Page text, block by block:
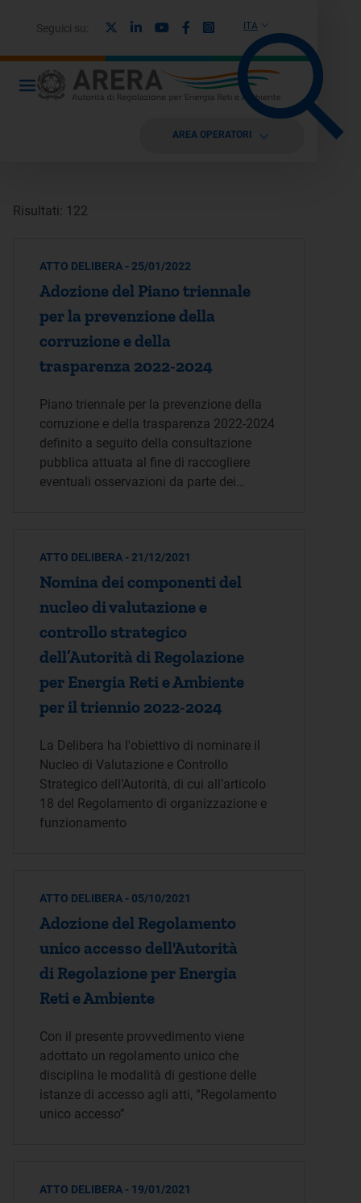
ITA
Seguici su: LinkedinYoutubeFacebook
Instagram
AREA OPERATORI
Risultati: 122
ATTO DELIBERA - 25/01/2022
Adozione del Piano triennale
per la prevenzione della
corruzione e della
trasparenza 2022-2024
Piano triennale per la prevenzione della
corruzione e della trasparenza 2022-2024
definito a seguito della consultazione
pubblica attuata al fine di raccogliere
eventuali osservazioni da parte dei…
ATTO DELIBERA - 21/12/2021
Nomina dei componenti del
nucleo di valutazione e
controllo strategico
dell’Autorità di Regolazione
per Energia Reti e Ambiente
per il triennio 2022-2024
La Delibera ha l'obiettivo di nominare il
Nucleo di Valutazione e Controllo
Strategico dell’Autorità, di cui all’articolo
18 del Regolamento di organizzazione e
funzionamento
ATTO DELIBERA - 05/10/2021
Adozione del Regolamento
unico accesso dell'Autorità
di Regolazione per Energia
Reti e Ambiente
Con il presente provvedimento viene
adottato un regolamento unico che
disciplina le modalità di gestione delle
istanze di accesso agli atti, “Regolamento
unico accesso”
ATTO DELIBERA - 19/01/2021